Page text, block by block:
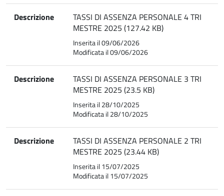
Descrizione
TASSI DI ASSENZA PERSONALE 4 TRI
MESTRE 2025 (127.42 KB)
Inserita il 09/06/2026
Modificata il 09/06/2026
Descrizione
TASSI DI ASSENZA PERSONALE 3 TRI
MESTRE 2025 (23.5 KB)
Inserita il 28/10/2025
Modificata il 28/10/2025
Descrizione
TASSI DI ASSENZA PERSONALE 2 TRI
MESTRE 2025 (23.44 KB)
Inserita il 15/07/2025
Modificata il 15/07/2025